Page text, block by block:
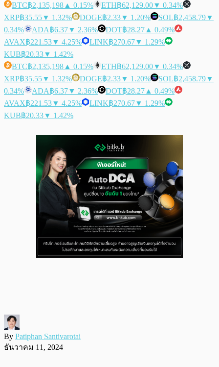
BTC฿2,135,198 ▲ 0.15% ETH฿62,129.00▼ 0.34%
XRP฿35.55▼ 1.32% DOGE฿2.33▼ 1.20% SOL฿2,458.79▼
0.34%
ADA฿6.37▼ 2.36% DOT฿28.27 ▲ 0.49%
AVAX฿221.53▼ 4.25% LINK฿270.67▼ 1.29%
KUB฿20.33▼ 1.42%
BTC฿2,135,198 ▲ 0.15% ETH฿62,129.00▼ 0.34%
XRP฿35.55▼ 1.32% DOGE฿2.33▼ 1.20% SOL฿2,458.79▼
0.34%
ADA฿6.37▼ 2.36% DOT฿28.27 ▲ 0.49%
AVAX฿221.53▼ 4.25% LINK฿270.67▼ 1.29%
KUB฿20.33▼ 1.42%
By Patiphan Santivarotai
ธันวาคม 11, 2024